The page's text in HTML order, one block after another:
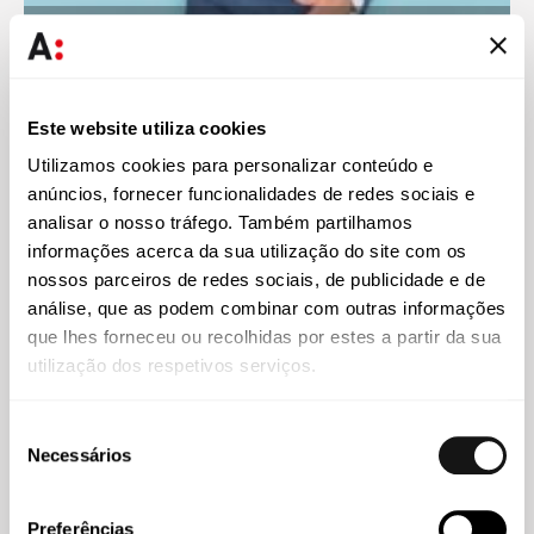
Este website utiliza cookies
Utilizamos cookies para personalizar conteúdo e
anúncios, fornecer funcionalidades de redes sociais e
analisar o nosso tráfego. Também partilhamos
informações acerca da sua utilização do site com os
nossos parceiros de redes sociais, de publicidade e de
análise, que as podem combinar com outras informações
que lhes forneceu ou recolhidas por estes a partir da sua
utilização dos respetivos serviços.
Necessários
Preferências
Conhecimento